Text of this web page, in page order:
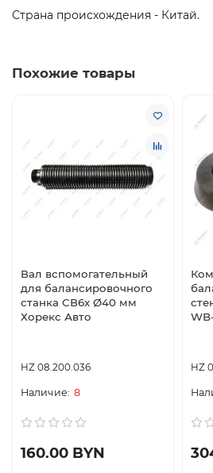
Страна происхождения - Китай.
Похожие товары
Вал вспомогательный
для балансировочного
станка СВ6х Ø40 мм
Хорекс Авто
HZ 08.200.036
8
160.00 BYN
HZ